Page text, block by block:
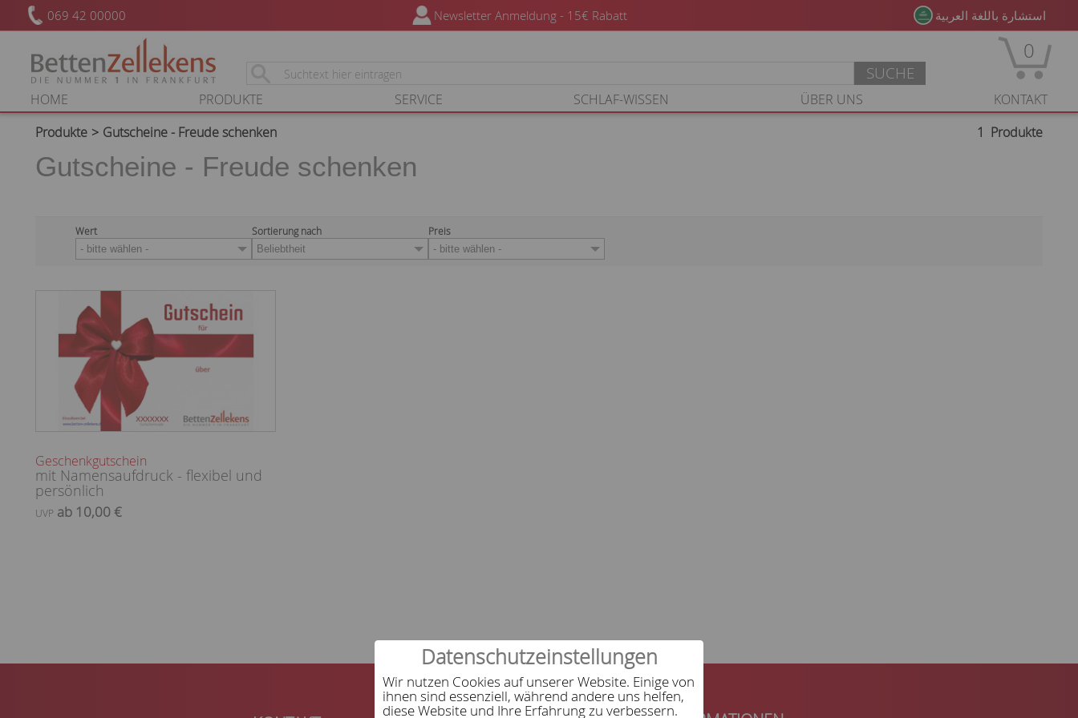
Datenschutzeinstellungen
Wir nutzen Cookies auf unserer Website. Einige von
ihnen sind essenziell, während andere uns helfen,
diese Website und Ihre Erfahrung zu verbessern.
069 42 00000
SUCHE
0
HOME PRODUKTE SERVICE SCHLAF-WISSEN ÜBER UNS
KONTAKT
Produkte
Gutscheine - Freude schenken 1 Produkte
Gutscheine - Freude schenken
Wert
- bitte wählen -
Sortierung nach
Beliebtheit
Preis
- bitte wählen -
Geschenkgutschein
mit Namensaufdruck - flexibel und
persönlich
UVP ab 10,00 €